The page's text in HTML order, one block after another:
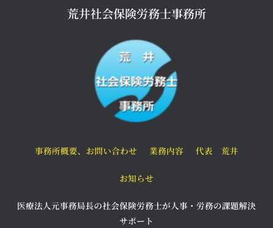
荒井社会保険労務士事務所
事務所概要、お問い合わせ 業務内容 代表 荒井
お知らせ
医療法人元事務局長の社会保険労務士が人事・労務の課題解決
サポート